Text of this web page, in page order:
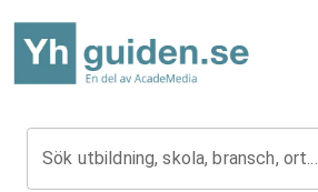
Sök utbildning, skola, bransch, ort...